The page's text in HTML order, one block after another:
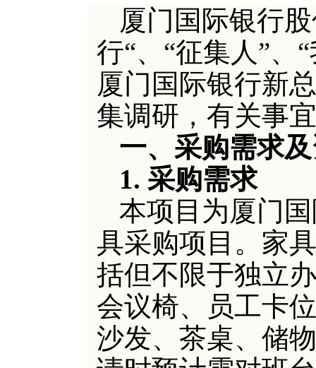
厦门国际银行
行“、“征集人”、
厦门国际银行新
集调研，有关事
一、 采购需求
1. 采购需求
本项目为厦门
具采购项目。家
括但不限于独立
会议椅、员工卡
沙发、茶桌、储